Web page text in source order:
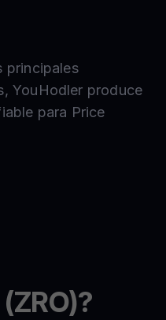
principales
YouHodler produce
para Price